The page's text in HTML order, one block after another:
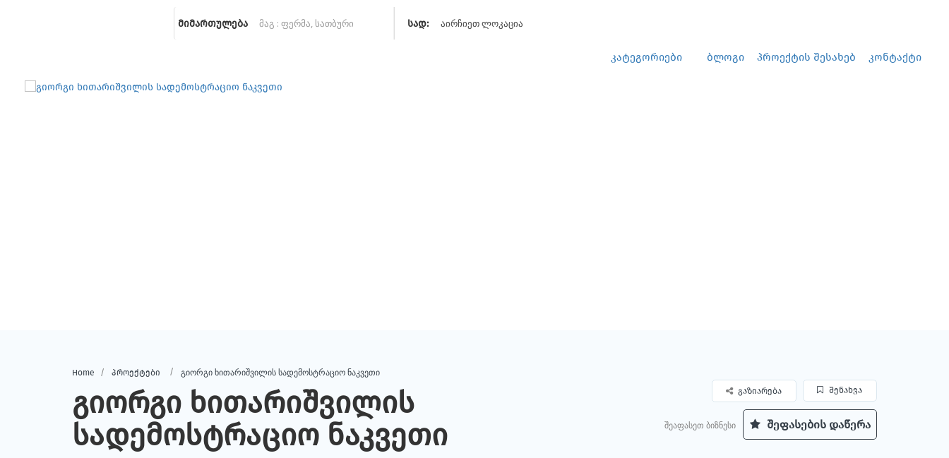
მიმართულება სად: აირჩიეთ ლოკაცია
კატეგორიები ბლოგი პროექტის შესახებ კონტაქტი
Home პროექტები გიორგი ხითარიშვილის სადემოსტრაციო ნაკვეთი
გიორგი ხითარიშვილის
სადემოსტრაციო ნაკვეთი
შენახვა
გაზიარება
შეაფასეთ ბიზნესი შეფასების დაწერა